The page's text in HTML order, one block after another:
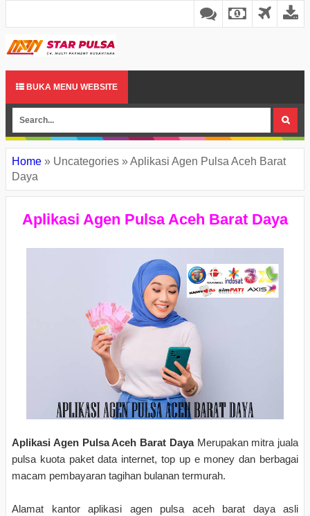
BUKA MENU WEBSITE
Home » Uncategories »Aplikasi Agen Pulsa Aceh Barat
Daya
Aplikasi Agen Pulsa Aceh Barat Daya
Aplikasi Agen Pulsa Aceh Barat DayaMerupakan mitra juala
pulsa kuota paket data internet, top up e money dan berbagai
macam pembayaran tagihan bulanan termurah.
Alamat kantor aplikasi agen pulsa aceh barat daya asli